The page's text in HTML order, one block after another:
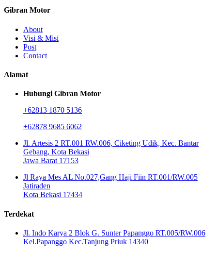
Gibran Motor
About
Visi & Misi
Post
Contact
Alamat
Hubungi Gibran Motor
+62813 1870 5136
+62878 9685 6062
Jl. Artesis 2 RT.001 RW.006, Ciketing Udik, Kec. Bantar
Gebang, Kota Bekasi
Jawa Barat 17153
Jl Raya Mes AL No.027,Gang Haji Fiin RT.001/RW.005
Jatiraden
Kota Bekasi 17434
Terdekat
Jl. Indo Karya 2 Blok G. Sunter Papanggo RT.005/RW.006
Kel.Papanggo Kec.Tanjung Priuk 14340